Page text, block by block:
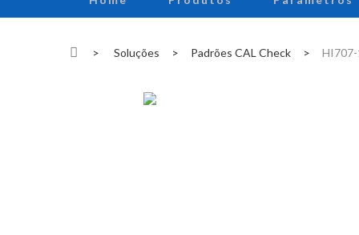
> Soluções > Padrões CAL Check > HI707-